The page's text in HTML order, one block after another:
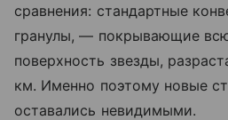
сравнения: стандартные
гранулы, — покрывающие
поверхность звезды,
км. Именно поэтому новые
оставались невидимыми.